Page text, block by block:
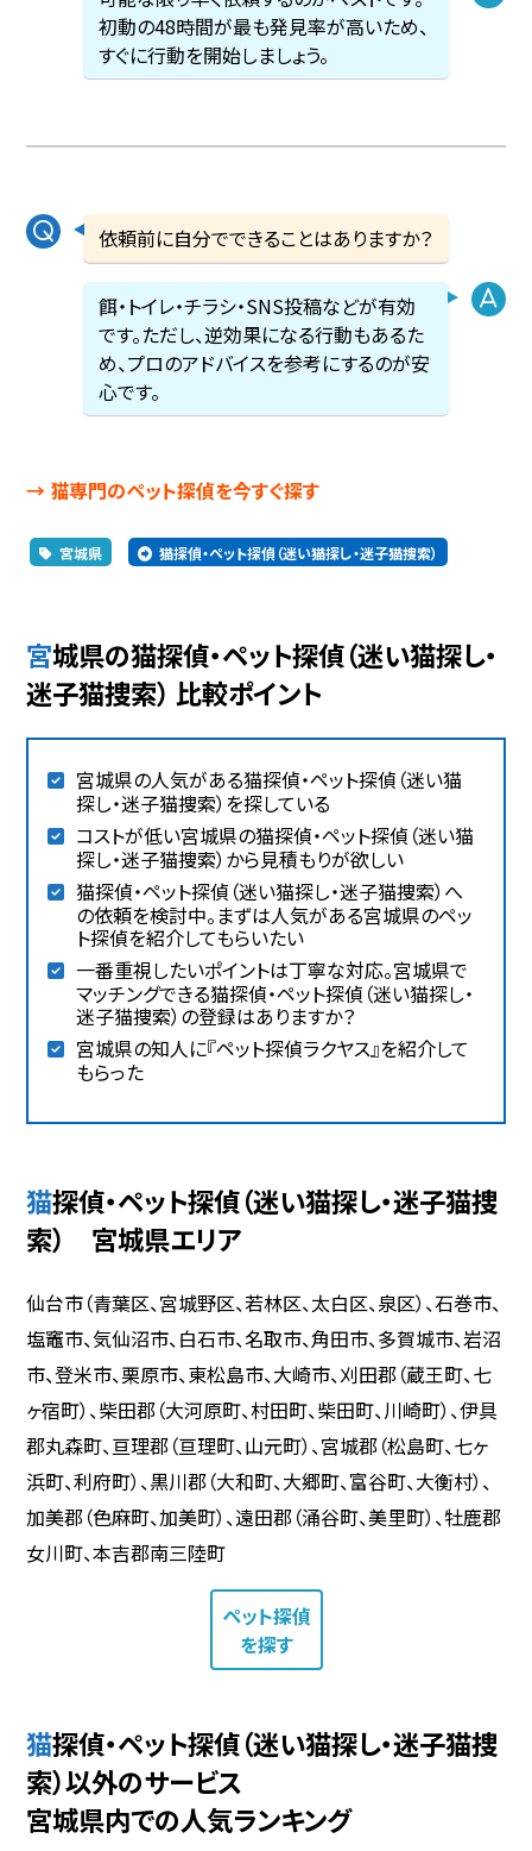
初動の48時間が最も発見率が高いため、
すぐに行動を開始しましょう。
依頼前に自分でできることはありますか？
餌・トイレ・チラシ・SNS投稿などが有効
です。ただし、逆効果になる行動もあるた
め、プロのアドバイスを参考にするのが安
心です。
→ 猫専門のペット探偵を今すぐ探す
宮城県 猫探偵・ペット探偵（迷い猫探し・迷子猫捜索）
宮城県の猫探偵・ペット探偵（迷い猫探し・
迷子猫捜索） 比較ポイント
宮城県の人気がある猫探偵・ペット探偵（迷い猫
探し・迷子猫捜索）を探している
コストが低い宮城県の猫探偵・ペット探偵（迷い猫
探し・迷子猫捜索）から見積もりが欲しい
猫探偵・ペット探偵（迷い猫探し・迷子猫捜索）へ
の依頼を検討中。まずは人気がある宮城県のペッ
ト探偵を紹介してもらいたい
一番重視したいポイントは丁寧な対応。宮城県で
マッチングできる猫探偵・ペット探偵（迷い猫探し・
迷子猫捜索）の登録はありますか？
宮城県の知人に『ペット探偵ラクヤス』を紹介して
もらった
猫探偵・ペット探偵（迷い猫探し・迷子猫捜
索） 宮城県エリア
仙台市（青葉区、宮城野区、若林区、太白区、泉区）、石巻市、
塩竈市、気仙沼市、白石市、名取市、角田市、多賀城市、岩沼
市、登米市、栗原市、東松島市、大崎市、刈田郡（蔵王町、七
ヶ宿町）、柴田郡（大河原町、村田町、柴田町、川崎町）、伊具
郡丸森町、亘理郡（亘理町、山元町）、宮城郡（松島町、七ヶ
浜町、利府町）、黒川郡（大和町、大郷町、富谷町、大衡村）、
加美郡（色麻町、加美町）、遠田郡（涌谷町、美里町）、牡鹿郡
女川町、本吉郡南三陸町
ペット探偵
を探す
猫探偵・ペット探偵（迷い猫探し・迷子猫捜
索）以外のサービス
宮城県内での人気ランキング